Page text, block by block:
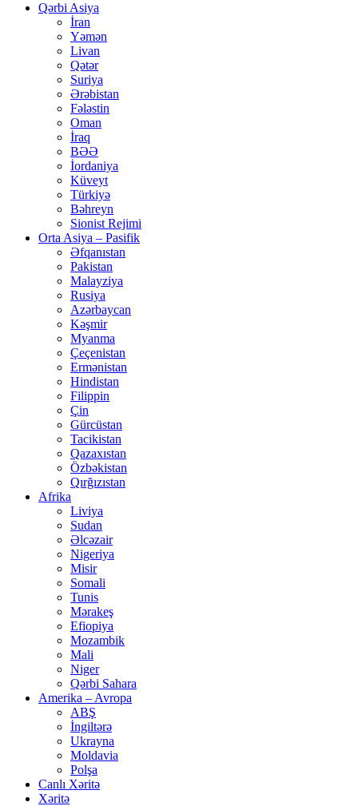
Qərbi Asiya
İran
Yəmən
Livan
Qətər
Suriya
Ərəbistan
Fələstin
Oman
İraq
BƏƏ
İordaniya
Küveyt
Türkiyə
Bəhreyn
Sionist Rejimi
Orta Asiya – Pasifik
Əfqanıstan
Pakistan
Malayziya
Rusiya
Azərbaycan
Kəşmir
Myanma
Çeçenistan
Ermənistan
Hindistan
Filippin
Çin
Gürcüstan
Tacikistan
Qazaxıstan
Özbəkistan
Qırğızıstan
Afrika
Liviya
Sudan
Əlcəzair
Nigeriya
Misir
Somali
Tunis
Mərakeş
Efiopiya
Mozambik
Mali
Niger
Qərbi Sahara
Amerika – Avropa
ABŞ
İngiltərə
Ukrayna
Moldavia
Polşa
Canlı Xəritə
Xəritə